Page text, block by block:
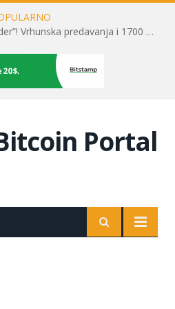
Toni Milun postao “milijarder”! Vrhunska predavanja i 1700 posjetitelja obilježili su mjesec financijske pismenosti
Portal